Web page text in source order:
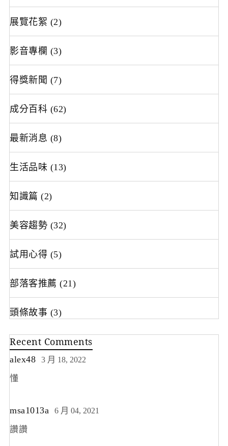
展覽花絮 (2)
影音專欄 (3)
得獎新聞 (7)
成分百科 (62)
最新消息 (8)
生活品味 (13)
知識篇 (2)
美容趨勢 (32)
試用心得 (5)
部落客推薦 (21)
頭條故事 (3)
Recent Comments
alex48 3 月 18, 2022
懂
msa1013a 6 月 04, 2021
讚讚